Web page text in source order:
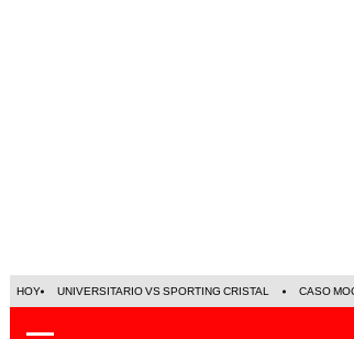
HOY UNIVERSITARIO VS SPORTING CRISTAL CASO